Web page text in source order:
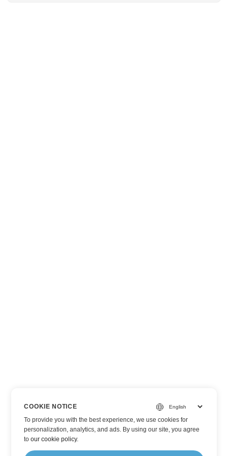
COOKIE NOTICE
To provide you with the best experience, we use cookies for
personalization, analytics, and ads. By using our site, you agree
toour cookie policy.